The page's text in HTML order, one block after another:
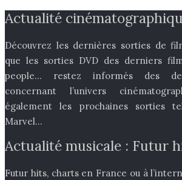
Actualité
Découvrez les dernières sorties de
que les sorties DVD des derniers
people… restez informés des
concernant l’univers
également les prochaines sorties
Marvel…
Actualité musicale : Futur
Futur hits, charts en France ou à